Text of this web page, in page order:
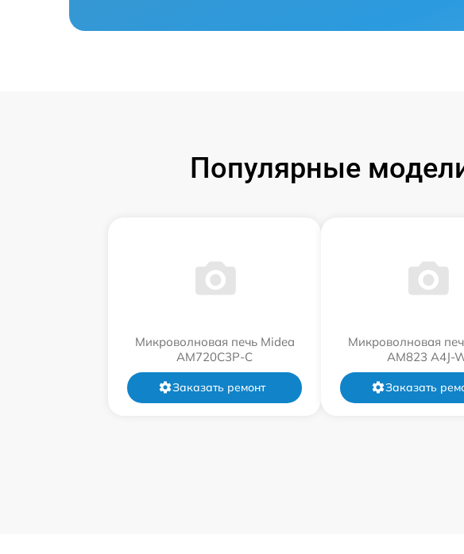
Популярные
Микроволновая печь Midea
AM720C3P-C
Заказать ремонт
Микроволновая
AM823 A4J-
Заказать